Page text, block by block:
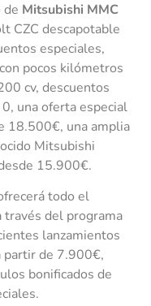
de Mitsubishi MMC
CZC descapotable
especiales,
pocos kilómetros
cv, descuentos
una oferta especial
18.500€, una amplia
Mitsubishi
15.900€.
todo el
través del programa
lanzamientos
partir de 7.900€,
bonificados de